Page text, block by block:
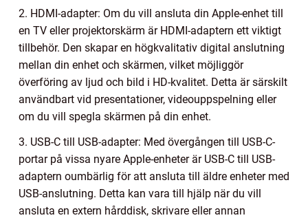
2. HDMI-adapter: Om du vill ansluta din Apple-enhet till
en TV eller projektorskärm är HDMI-adaptern ett viktigt
tillbehör. Den skapar en högkvalitativ digital anslutning
mellan din enhet och skärmen, vilket möjliggör
överföring av ljud och bild i HD-kvalitet. Detta är särskilt
användbart vid presentationer, videouppspelning eller
om du vill spegla skärmen på din enhet.
3. USB-C till USB-adapter: Med övergången till USB-C-
portar på vissa nyare Apple-enheter är USB-C till USB-
adaptern oumbärlig för att ansluta till äldre enheter med
USB-anslutning. Detta kan vara till hjälp när du vill
ansluta en extern hårddisk, skrivare eller annan